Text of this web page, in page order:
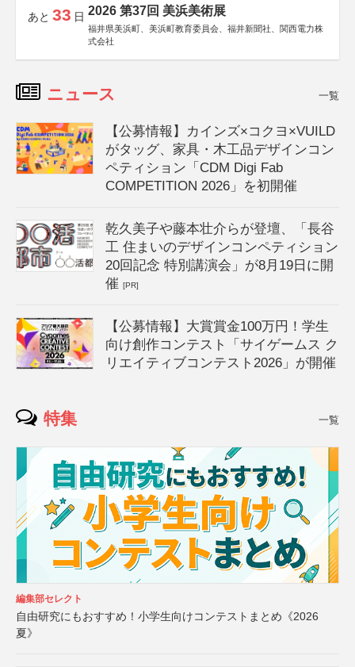
あと 33 日 2026 第37回 美浜美術展
福井県美浜町、美浜町教育委員会、福井新聞社、関西電力株
式会社
ニュース 一覧
【公募情報】カインズ×コクヨ×VUILD
がタッグ、家具・木工品デザインコン
ペティション「CDM Digi Fab
COMPETITION 2026」を初開催
乾久美子や藤本壮介らが登壇、「長谷
工 住まいのデザインコンペティション
20回記念 特別講演会」が8月19日に開
催[PR]
【公募情報】大賞賞金100万円！学生
向け創作コンテスト「サイゲームス ク
リエイティブコンテスト2026」が開催
特集 一覧
編集部セレクト
自由研究にもおすすめ！小学生向けコンテストまとめ《2026
夏》